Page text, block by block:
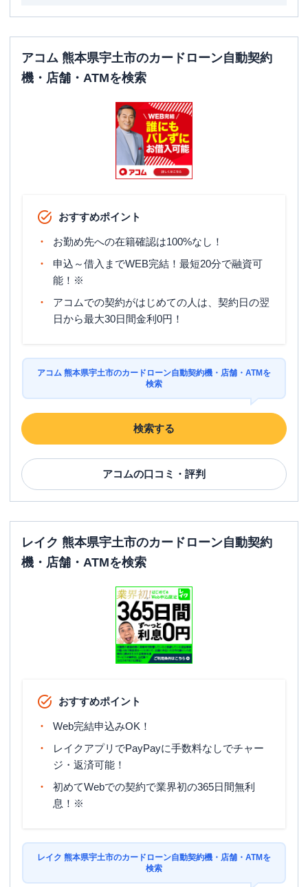
アコム 熊本県宇土市のカードローン自動契約
機・店舗・ATMを検索
おすすめポイント
お勤め先への在籍確認は100%なし！
申込～借入までWEB完結！最短20分で融資可
能！※
アコムでの契約がはじめての人は、契約日の翌
日から最大30日間金利0円！
アコム 熊本県宇土市のカードローン自動契約機・店舗・ATMを
検索
検索する
アコムの口コミ・評判
レイク 熊本県宇土市のカードローン自動契約
機・店舗・ATMを検索
おすすめポイント
Web完結申込みOK！
レイクアプリでPayPayに手数料なしでチャー
ジ・返済可能！
初めてWebでの契約で業界初の365日間無利
息！※
レイク 熊本県宇土市のカードローン自動契約機・店舗・ATMを
検索